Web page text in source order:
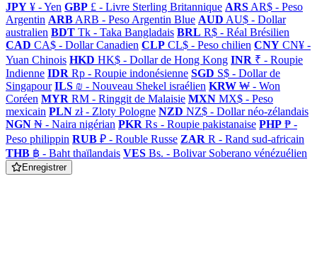
JPY ¥ - Yen GBP £ - Livre Sterling Britannique ARS AR$ - Peso
Argentin ARB ARB - Peso Argentin Blue AUD AU$ - Dollar
australien BDT Tk - Taka Bangladais BRL R$ - Réal Brésilien
CAD CA$ - Dollar Canadien CLP CL$ - Peso chilien CNY CN¥ -
Yuan Chinois HKD HK$ - Dollar de Hong Kong INR ₹ - Roupie
Indienne IDR Rp - Roupie indonésienne SGD S$ - Dollar de
Singapour ILS ₪ - Nouveau Shekel israélien KRW ₩ - Won
Coréen MYR RM - Ringgit de Malaisie MXN MX$ - Peso
mexicain PLN zł - Zloty Pologne NZD NZ$ - Dollar néo-zélandais
NGN ₦ - Naira nigérian PKR ₨ - Roupie pakistanaise PHP ₱ -
Peso philippin RUB ₽ - Rouble Russe ZAR R - Rand sud-africain
THB ฿ - Baht thaïlandais VES Bs. - Bolivar Soberano vénézuélien
Enregistrer